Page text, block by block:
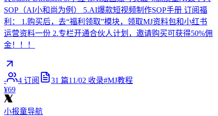
SOP（AI小和尚为例） 5.AI爆款短视频制作SOP手册 订阅福
利： 1.购买后，去“福利领取”模块，领取MJ资料包和小红书
运营资料一份 2.专栏开通合伙人计划，邀请购买可获得50%佣
金！！！
- 4 订阅 31 篇11/02 收录#MJ教程
¥69
小报童导航